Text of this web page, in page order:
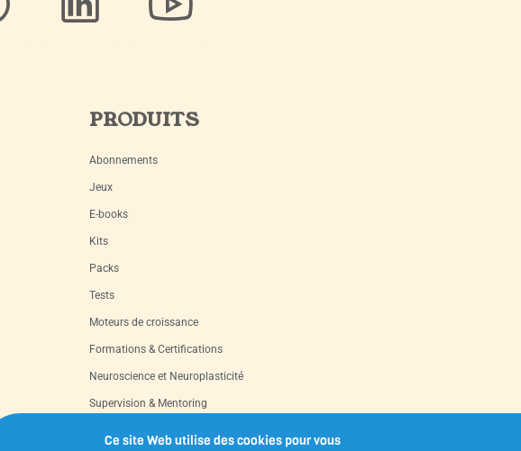
PRODUITS
Abonnements
Jeux
E-books
Kits
Packs
Tests
Moteurs de croissance
Formations & Certifications
Neuroscience et Neuroplasticité
Supervision & Mentoring
Ce site Web utilise des cookies pour vous